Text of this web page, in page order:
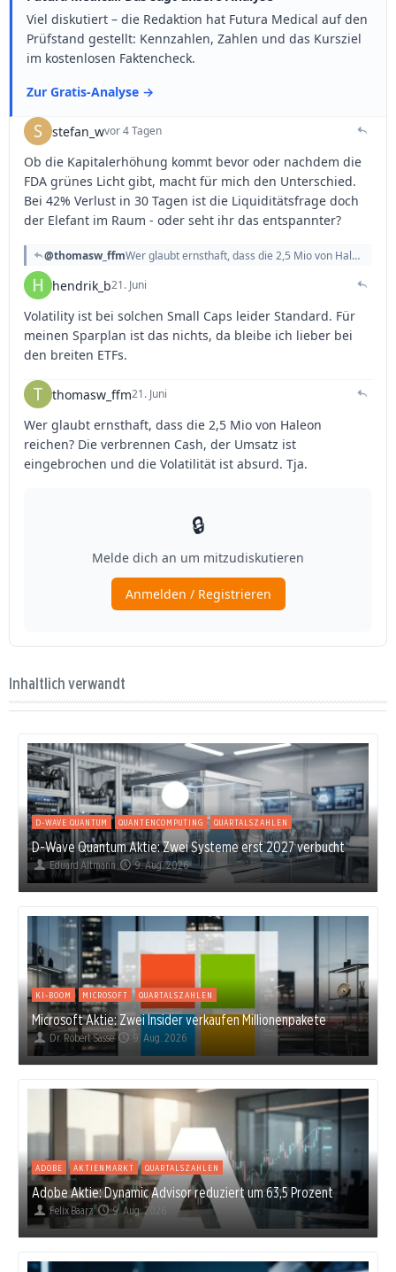
Inhaltlich verwandt
D-WAVE QUANTUM QUANTENCOMPUTING QUARTALSZAHLEN
D-Wave Quantum Aktie: Zwei Systeme erst 2027 verbucht
Eduard Altmann 9. Aug. 2026
KI-BOOM MICROSOFT QUARTALSZAHLEN
Microsoft Aktie: Zwei Insider verkaufen Millionenpakete
Dr. Robert Sasse 9. Aug. 2026
ADOBE AKTIENMARKT QUARTALSZAHLEN
Adobe Aktie: Dynamic Advisor reduziert um 63,5 Prozent
Felix Baarz 9. Aug. 2026